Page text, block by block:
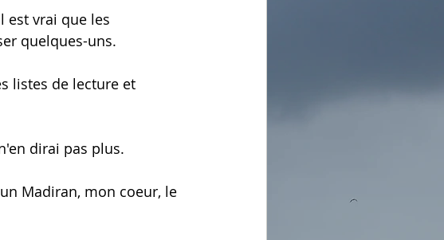
est vrai que les
quelques-uns.
listes de lecture et
dirai pas plus.
Madiran, mon coeur, le